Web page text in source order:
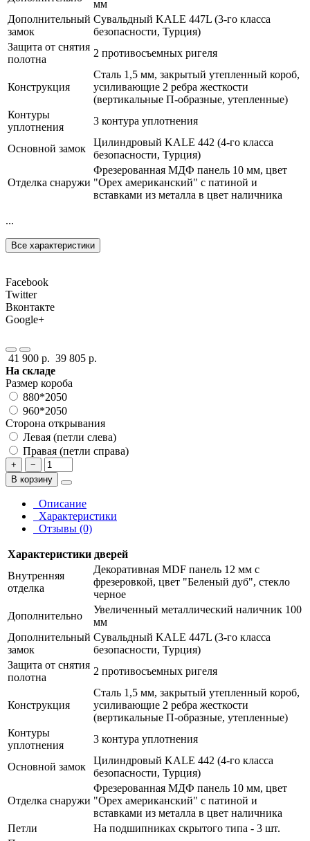
мм
Дополнительный
замок
Сувальдный KALE 447L (3-го класса
безопасности, Турция)
Защита от снятия
полотна
2 противосъемных ригеля
Конструкция
Сталь 1,5 мм, закрытый утепленный короб,
усиливающие 2 ребра жесткости
(вертикальные П-образные, утепленные)
Контуры
уплотнения
3 контура уплотнения
Основной замок
Цилиндровый KALE 442 (4-го класса
безопасности, Турция)
Отделка снаружи
Фрезерованная МДФ панель 10 мм, цвет
"Орех американский" с патиной и
вставками из металла в цвет наличника
...
Все характеристики
Facebook
Twitter
Вконтакте
Google+
41 900 р. 39 805 р.
На складе
Размер короба
880*2050
960*2050
Сторона открывания
Левая (петли слева)
Правая (петли справа)
+
−
В корзину
Описание
Характеристики
Отзывы (0)
Характеристики дверей
Внутренняя
отделка
Декоративная MDF панель 12 мм с
фрезеровкой, цвет "Беленый дуб", стекло
черное
Дополнительно
Увеличенный металлический наличник 100
мм
Дополнительный
замок
Сувальдный KALE 447L (3-го класса
безопасности, Турция)
Защита от снятия
полотна
2 противосъемных ригеля
Конструкция
Сталь 1,5 мм, закрытый утепленный короб,
усиливающие 2 ребра жесткости
(вертикальные П-образные, утепленные)
Контуры
уплотнения
3 контура уплотнения
Основной замок
Цилиндровый KALE 442 (4-го класса
безопасности, Турция)
Отделка снаружи
Фрезерованная МДФ панель 10 мм, цвет
"Орех американский" с патиной и
вставками из металла в цвет наличника
Петли
На подшипниках скрытого типа - 3 шт.